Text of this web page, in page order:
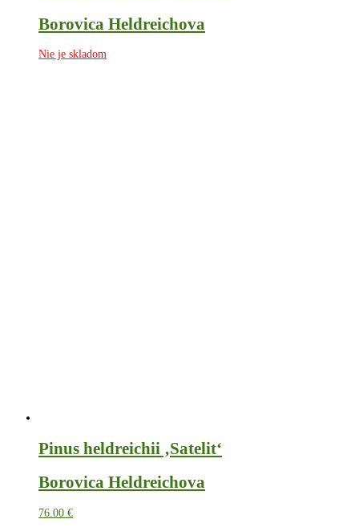
Borovica Heldreichova
Nie je skladom
Pinus heldreichii ‚Satelit‘
Borovica Heldreichova
76.00 €